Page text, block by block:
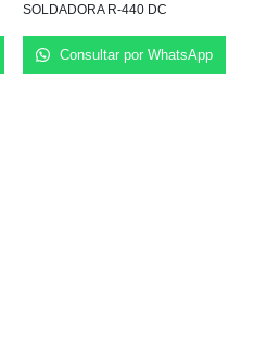
SOLDADORA R-440 DC
Consultar por WhatsApp